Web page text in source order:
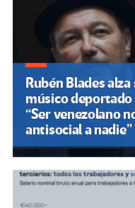
Rubén Blades
músico deportado
“Ser venezolano
antisocial a nadie”